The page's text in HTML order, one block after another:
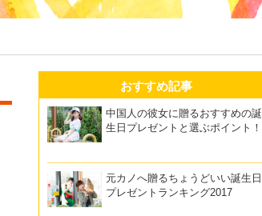
おすすめ記事
中国人の彼女に贈るおすすめの誕
生日プレゼントと選ぶポイント！
元カノへ贈るちょうどいい誕生日
プレゼントランキング2017